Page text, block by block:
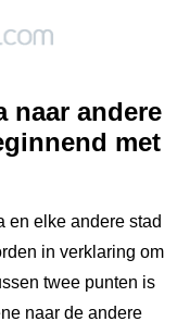
naar andere
met
en elke andere stad
in verklaring om
twee punten is
naar de andere